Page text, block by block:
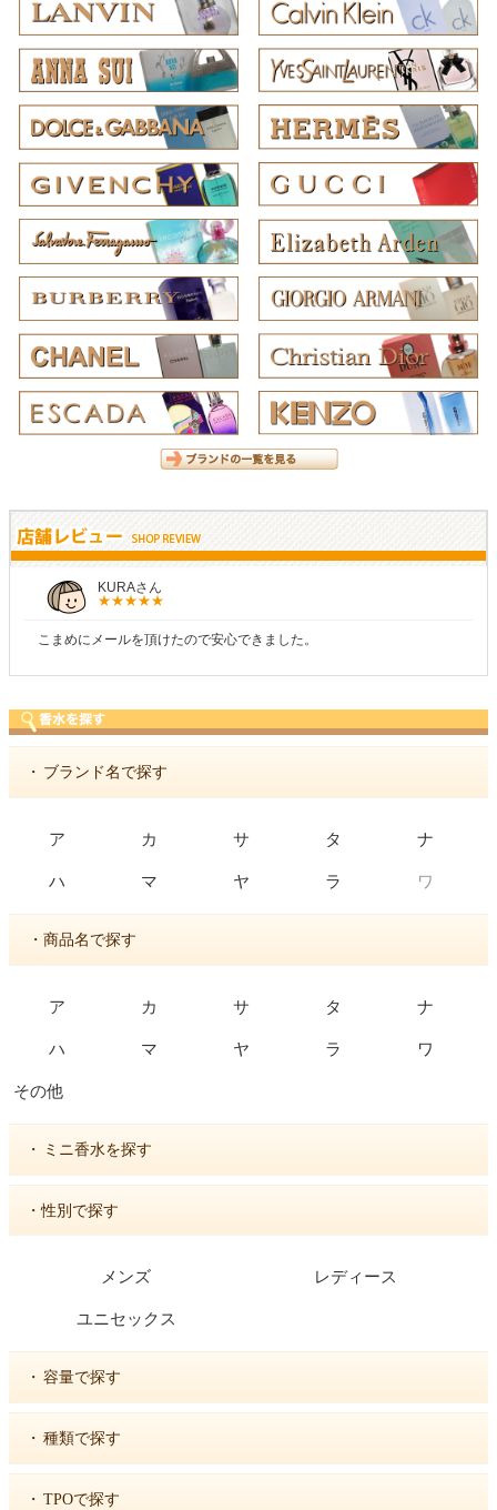
商品が早く届いたのでよかったです。また利用さ
・ ブランド名で探す
ア カ サ タ ナ
ハ マ ヤ ラ ワ
・商品名で探す
ア カ サ タ ナ
ハ マ ヤ ラ ワ
その他
・ ミニ香水を探す
・性別で探す
メンズ レディース
ユニセックス
・ 容量で探す
・ 種類で探す
・ TPOで探す